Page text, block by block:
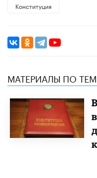
Конституция
МАТЕРИАЛЫ ПО